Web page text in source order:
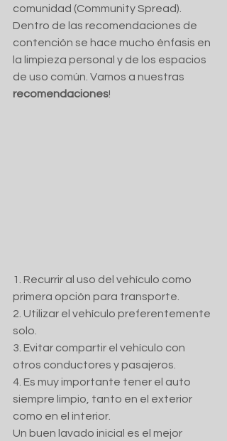
comunidad (Community Spread).
Dentro de las recomendaciones de
contención se hace mucho énfasis en
la limpieza personal y de los espacios
de uso común. Vamos a nuestras
recomendaciones!
1. Recurrir al uso del vehículo como
primera opción para transporte.
2. Utilizar el vehículo preferentemente
solo.
3. Evitar compartir el vehículo con
otros conductores y pasajeros.
4. Es muy importante tener el auto
siempre limpio, tanto en el exterior
como en el interior.
Un buen lavado inicial es el mejor